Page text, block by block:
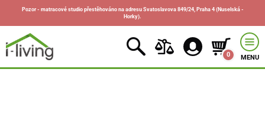
Pozor - matracové studio přestěhováno na adresu Svatoslavova 849/24, Praha 4 (Nuselská -
Horky).
0 MENU